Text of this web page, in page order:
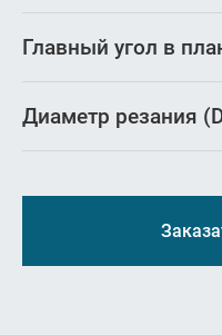
Главный угол в
Диаметр резания